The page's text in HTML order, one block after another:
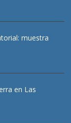
muestra
en Las